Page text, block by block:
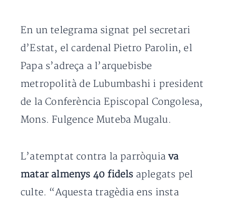
En un telegrama signat pel secretari
d’Estat, el cardenal Pietro Parolin, el
Papa s’adreça a l’arquebisbe
metropolità de Lubumbashi i president
de la Conferència Episcopal Congolesa,
Mons. Fulgence Muteba Mugalu.
L’atemptat contra la parròquiava
matar almenys 40 fidels aplegats pel
culte. “Aquesta tragèdia ens insta